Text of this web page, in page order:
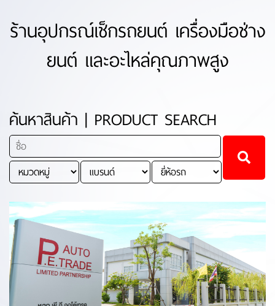
ร้านอุปกรณ์เช็กรถยนต์ เครื่องมือช่าง
ยนต์ และอะไหล่คุณภาพสูง
ค้นหาสินค้า | PRODUCT SEARCH